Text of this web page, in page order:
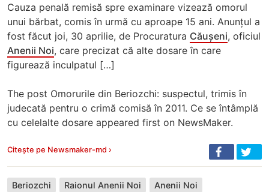
Cauza penală remisă spre examinare vizează omorul
unui bărbat, comis în urmă cu aproape 15 ani. Anunțul a
fost făcut joi, 30 aprilie, de Procuratura Căușeni, oficiul
Anenii Noi, care precizat că alte dosare în care
figurează inculpatul […]
The post Omorurile din Beriozchi: suspectul, trimis în
judecată pentru o crimă comisă în 2011. Ce se întâmplă
cu celelalte dosare appeared first on NewsMaker.
Citește pe Newsmaker-md ›
Beriozchi Raionul Anenii Noi
Anenii Noi